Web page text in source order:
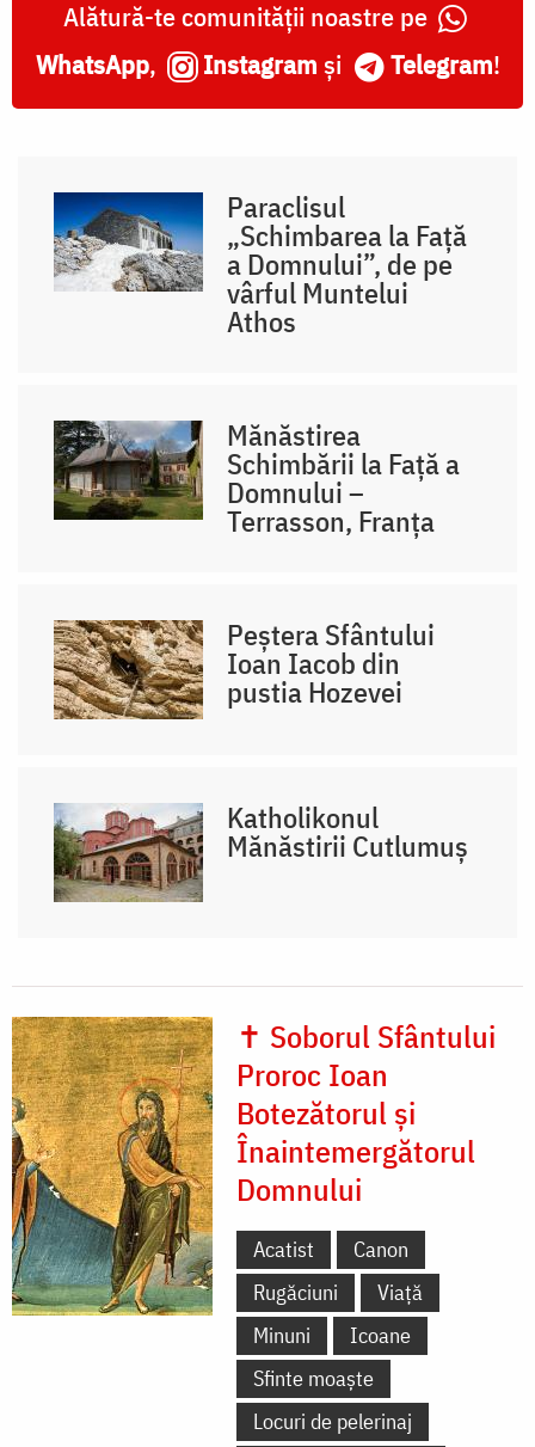
Alătură-te comunității noastre pe
WhatsApp, Instagram și Telegram!
Paraclisul
„Schimbarea la Față
a Domnului”, de pe
vârful Muntelui
Athos
Mănăstirea
Schimbării la Față a
Domnului –
Terrasson, Franţa
Peștera Sfântului
Ioan Iacob din
pustia Hozevei
Katholikonul
Mănăstirii Cutlumuș
✝ Soborul Sfântului
Proroc Ioan
Botezătorul și
Înaintemergătorul
Domnului
Acatist
Canon
Rugăciuni
Viață
Minuni
Icoane
Sfinte moaște
Locuri de pelerinaj